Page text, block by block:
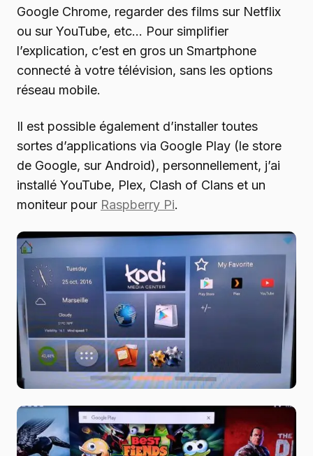
Google Chrome, regarder des films sur Netflix
ou sur YouTube, etc… Pour simplifier
l’explication, c’est en gros un Smartphone
connecté à votre télévision, sans les options
réseau mobile.
Il est possible également d’installer toutes
sortes d’applications via Google Play (le store
de Google, sur Android), personnellement, j’ai
installé YouTube, Plex, Clash of Clans et un
moniteur pour Raspberry Pi.